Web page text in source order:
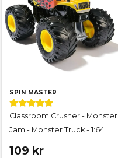
SPIN MASTER
Classroom Crusher - Monster
Jam - Monster Truck - 1:64
109 kr